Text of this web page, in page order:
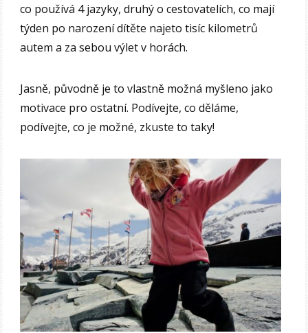
co používá 4 jazyky, druhý o cestovatelích, co mají
týden po narození dítěte najeto tisíc kilometrů
autem a za sebou výlet v horách.
Jasně, původně je to vlastně možná myšleno jako
motivace pro ostatní. Podívejte, co děláme,
podívejte, co je možné, zkuste to taky!